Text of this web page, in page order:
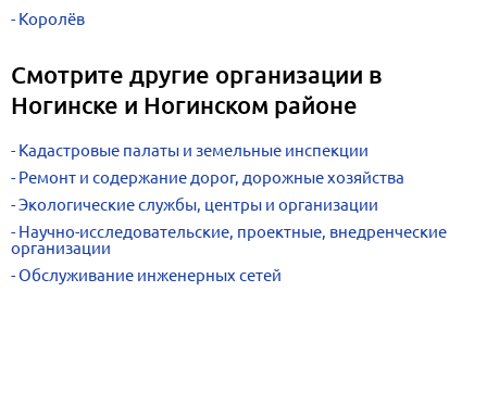
Королёв
Смотрите другие организации в
Ногинске и Ногинском районе
Кадастровые палаты и земельные инспекции
Ремонт и содержание дорог, дорожные хозяйства
Экологические службы, центры и организации
Научно-исследовательские, проектные, внедренческие
организации
Обслуживание инженерных сетей